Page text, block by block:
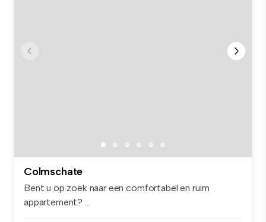
Colmschate
Bent u op zoek naar een comfortabel en ruim
appartement? ...